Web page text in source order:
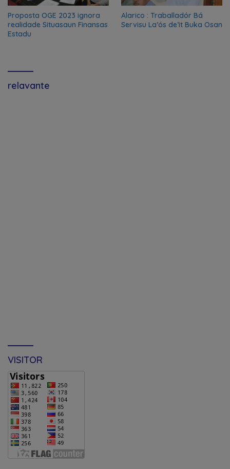
Proposta OGE 2023 ignora
realidade Situasaun Finansas
Estadu
Alarico : Traballadór Bá
Servisu La’ós de’it Buka Osan
relavante
VISITOR